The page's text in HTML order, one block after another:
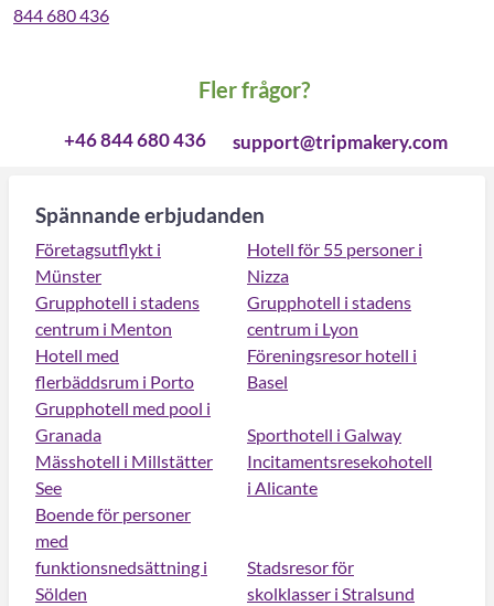
844 680 436
Fler frågor?
+46 844 680 436 support@tripmakery.com
Spännande erbjudanden
Företagsutflykt i
Münster
Hotell för 55 personer i
Nizza
Grupphotell i stadens
centrum i Menton
Grupphotell i stadens
centrum i Lyon
Hotell med
flerbäddsrum i Porto
Föreningsresor hotell i
Basel
Grupphotell med pool i
Granada
Sporthotell i Galway
Mässhotell i Millstätter
See
Incitamentsresekohotell
i Alicante
Boende för personer
med
funktionsnedsättning i
Sölden
Stadsresor för
skolklasser i Stralsund